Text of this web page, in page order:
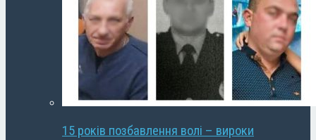
15 років позбавлення волі – вироки